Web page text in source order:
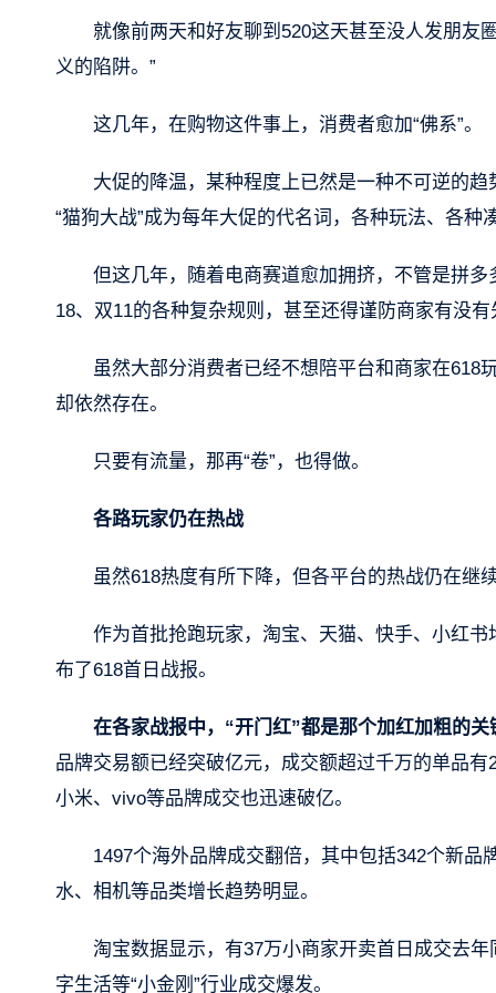
就像前两天和好友聊到520这天甚至没人发朋友
义的陷阱。”
这几年，在购物这件事上，消费者愈加“佛系”。
大促的降温，某种程度上已然是一种不可逆的趋
“猫狗大战”成为每年大促的代名词，各种玩法、各
但这几年，随着电商赛道愈加拥挤，不管是拼
18、双11的各种复杂规则，甚至还得谨防商家有没
虽然大部分消费者已经不想陪平台和商家在618
却依然存在。
只要有流量，那再“卷”，也得做。
各路玩家仍在热战
虽然618热度有所下降，但各平台的热战仍在继
作为首批抢跑玩家，淘宝、天猫、快手、小红
布了618首日战报。
在各家战报中，“开门红”都是那个加红加粗的关
品牌交易额已经突破亿元，成交额超过千万的单品
小米、vivo等品牌成交也迅速破亿。
1497个海外品牌成交翻倍，其中包括342个新
水、相机等品类增长趋势明显。
淘宝数据显示，有37万小商家开卖首日成交去
字生活等“小金刚”行业成交爆发。